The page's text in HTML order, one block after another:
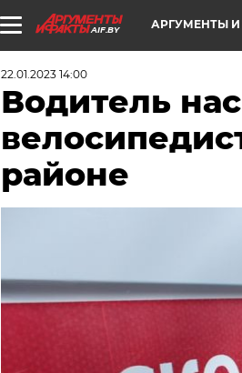
AIF.BY АРГУМЕНТЫ
22.01.2023 14:00
Водитель
районе